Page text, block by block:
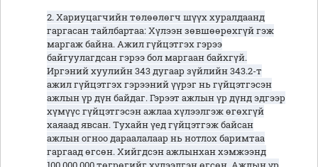
2. Хариуцагчийн төлөөлөгч шүүх хуралдаанд
гаргасан тайлбартаа: Хүлээн зөвшөөрөхгүй гэж
маргаж байна. Ажил гүйцэтгэх гэрээ
байгуулагдсан гэрээ бол маргаан байхгүй.
Иргэний хуулийн 343 дугаар зүйлийн 343.2-т
ажил гүйцэтгэх гэрээний үүрэг нь гүйцэтгэсэн
ажлын үр дүн байдаг. Гэрээт ажлын үр дүнд эдгээр
хүмүүс гүйцэтгэсэн ажлаа хүлээлгэж өгөхгүй
хаяаад явсан. Тухайн үед гүйцэтгэж байсан
ажлын огноо дараалалаар нь нотлох баримтаа
гаргаад өгсөн. Хийгдсэн ажлынхан хэмжээнд